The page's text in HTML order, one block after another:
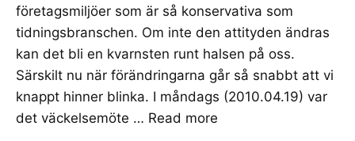
företagsmiljöer som är så konservativa som
tidningsbranschen. Om inte den attityden ändras
kan det bli en kvarnsten runt halsen på oss.
Särskilt nu när förändringarna går så snabbt att vi
knappt hinner blinka. I måndags (2010.04.19) var
det väckelsemöte … Read more